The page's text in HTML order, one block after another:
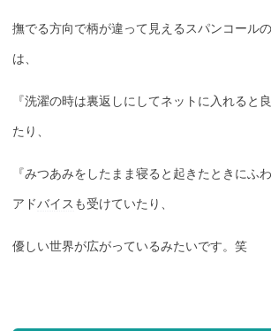
撫でる方向で柄が違って見えるスパンコール
は、
『洗濯の時は裏返しにしてネットに入れると
たり、
『みつあみをしたまま寝ると起きたときにふ
アドバイス も受けていたり、
優しい世界が広がっているみたいです。笑